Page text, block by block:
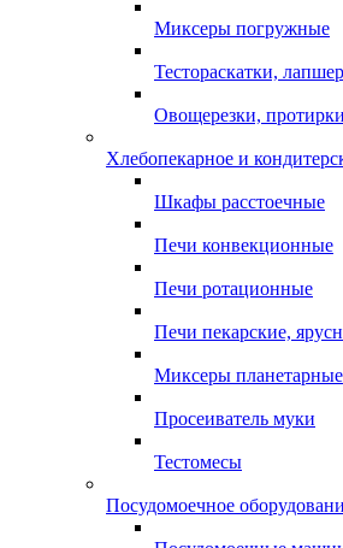
Миксеры погружные
Тестораскатки,
Овощерезки, протирки
Хлебопекарное и
Шкафы расстоечные
Печи конвекционные
Печи ротационные
Печи пекарские,
Миксеры планетарные
Просеиватель муки
Тестомесы
Посудомоечное